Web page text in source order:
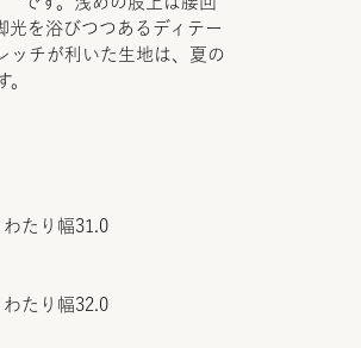
光を浴びつつあるディテー
ッチが利いた生地は、夏の
たり幅31.0
たり幅32.0